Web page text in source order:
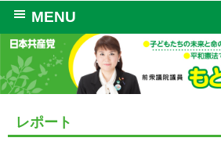
MENU
レポート